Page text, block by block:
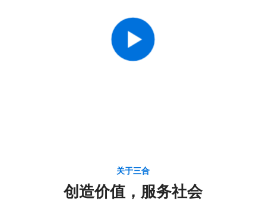
关于三合
创造价值，服务社会